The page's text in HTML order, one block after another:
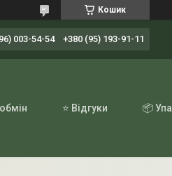
Кошик
003-54-54 +380 (95) 193-91-11
⭐ Відгуки 📦